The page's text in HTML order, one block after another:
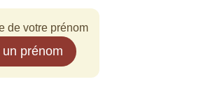
de votre prénom
prénom